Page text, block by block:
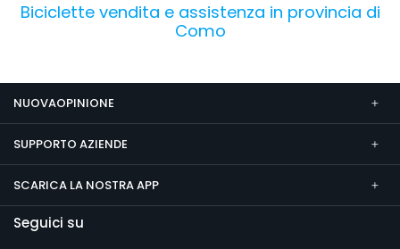
Biciclette vendita e assistenza in provincia di
Como
NUOVAOPINIONE
SUPPORTO AZIENDE
SCARICA LA NOSTRA APP
Seguici su